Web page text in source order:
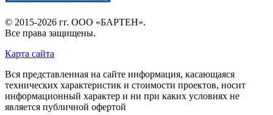
© 2015-2026 гг. ООО «БАРТЕН».
Все права защищены.
Карта сайта
Вся представленная на сайте информация, касающаяся
технических характеристик и стоимости проектов, носит
информационный характер и ни при каких условиях не
является публичной офертой